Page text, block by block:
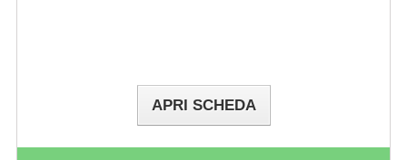
APRI SCHEDA